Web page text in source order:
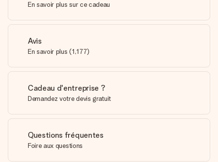
En savoir plus sur ce cadeau
Avis
En savoir plus (1,177)
Cadeau d'entreprise ?
Demandez votre devis gratuit
Questions fréquentes
Foire aux questions